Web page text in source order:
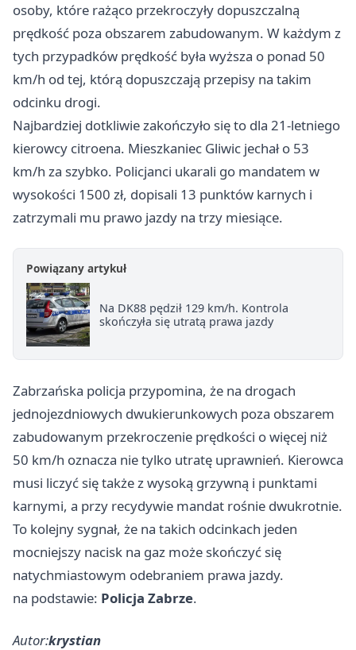
osoby, które rażąco przekroczyły dopuszczalną
prędkość poza obszarem zabudowanym. W każdym z
tych przypadków prędkość była wyższa o ponad 50
km/h od tej, którą dopuszczają przepisy na takim
odcinku drogi.
Najbardziej dotkliwie zakończyło się to dla 21-letniego
kierowcy citroena. Mieszkaniec Gliwic jechał o 53
km/h za szybko. Policjanci ukarali go mandatem w
wysokości 1500 zł, dopisali 13 punktów karnych i
zatrzymali mu prawo jazdy na trzy miesiące.
Powiązany artykuł
Na DK88 pędził 129 km/h. Kontrola
skończyła się utratą prawa jazdy
Zabrzańska policja przypomina, że na drogach
jednojezdniowych dwukierunkowych poza obszarem
zabudowanym przekroczenie prędkości o więcej niż
50 km/h oznacza nie tylko utratę uprawnień. Kierowca
musi liczyć się także z wysoką grzywną i punktami
karnymi, a przy recydywie mandat rośnie dwukrotnie.
To kolejny sygnał, że na takich odcinkach jeden
mocniejszy nacisk na gaz może skończyć się
natychmiastowym odebraniem prawa jazdy.
na podstawie: Policja Zabrze.
Autor:krystian